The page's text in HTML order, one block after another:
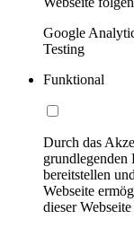
Google
Testing
Funktional
Durch das
grundlegenden
bereitstellen
Webseite
dieser